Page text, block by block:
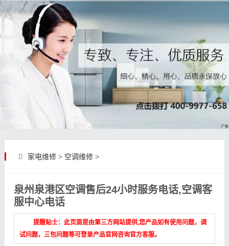
家电维修> 空调维修>
泉州泉港区空调售后24小时服务电话,空调客
服中心电话
提醒贴士：此页面是由第三方网站提供,您产品如有使用问题，调
试问题，三包问题等可登录产品官网咨询官方客服。